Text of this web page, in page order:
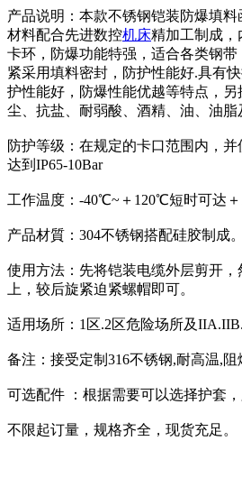
产品说明：本款不锈钢铠装防爆填
材料配合先进数控机床精加工制成，
卡环，防爆功能特强，适合各类钢
紧采用填料密封，防护性能好.具有
护性能好，防爆性能优越等特点，
尘、抗盐、耐弱酸、酒精、油、油脂
防护等级：在规定的卡口范围内，并
达到IP65-10Bar
工作温度：-40℃~＋120℃短时可达
产品材質：304不锈钢搭配硅胶制成。
使用方法：先将铠装电缆外层剪开
上，较后旋紧迫紧螺帽即可。
适用场所：1区.2区危险场所及
备注：接受定制316不锈钢,耐高温,
可选配件 ：根据需要可以选择护套，
不限起订量，规格齐全，现货充足。